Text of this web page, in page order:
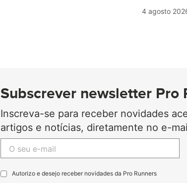
4 agosto
Subscrever newsletter Pro
Inscreva-se para receber novidades
artigos e notícias, diretamente no e-
Autorizo e desejo receber novidades da Pro Runners